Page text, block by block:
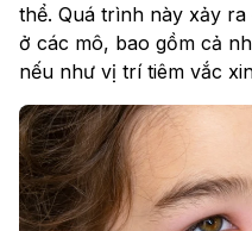
thể. Quá trình này xảy
ở các mô, bao gồm cả
nếu như vị trí tiêm vắc